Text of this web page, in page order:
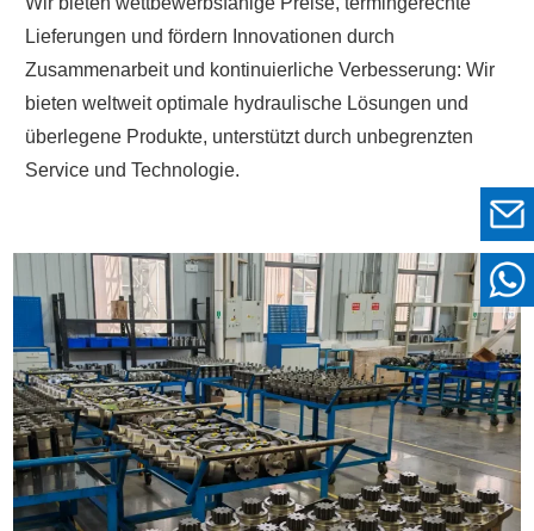
Lieferungen und fördern Innovationen durch
Zusammenarbeit und kontinuierliche Verbesserung: Wir
bieten weltweit optimale hydraulische Lösungen und
überlegene Produkte, unterstützt durch unbegrenzten
Service und Technologie.